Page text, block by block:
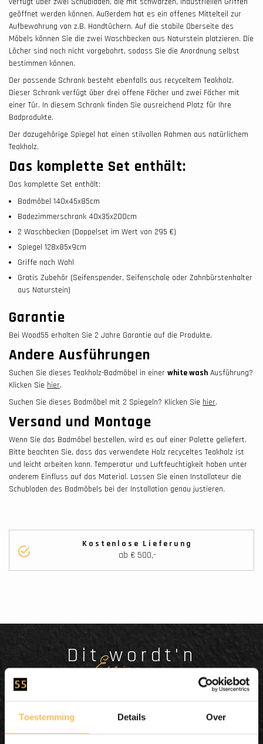
Toestemming Details Over
geöffnet werden können. Außerdem hat es ein offenes Mittelteil zur
Aufbewahrung von z.B. Handtüchern. Auf die stabile Oberseite des
Möbels können Sie die zwei Waschbecken aus Naturstein platzieren. Die
Löcher sind noch nicht vorgebohrt, sodass Sie die Anordnung selbst
bestimmen können.
Der passende Schrank besteht ebenfalls aus recyceltem Teakholz.
Dieser Schrank verfügt über drei offene Fächer und zwei Fächer mit
einer Tür. In diesem Schrank finden Sie ausreichend Platz für Ihre
Badprodukte.
Der dazugehörige Spiegel hat einen stilvollen Rahmen aus natürlichem
Teakholz.
Das komplette Set enthält:
Das komplette Set enthält:
Badmöbel 140x45x85cm
Badezimmerschrank 40x35x200cm
2 Waschbecken (Doppelset im Wert von 295 €)
Spiegel 128x85x9cm
Griffe nach Wahl
Gratis Zubehör (Seifenspender, Seifenschale oder Zahnbürstenhalter
aus Naturstein)
Garantie
Bei Wood55 erhalten Sie 2 Jahre Garantie auf die Produkte.
Andere Ausführungen
Suchen Sie dieses Teakholz-Badmöbel in einer white wash Ausführung?
Klicken Sie hier.
Suchen Sie dieses Badmöbel mit 2 Spiegeln? Klicken Sie hier.
Versand und Montage
Wenn Sie das Badmöbel bestellen, wird es auf einer Palette geliefert.
Bitte beachten Sie, dass das verwendete Holz recyceltes Teakholz ist
und leicht arbeiten kann. Temperatur und Luftfeuchtigkeit haben unter
anderem Einfluss auf das Material. Lassen Sie einen Installateur die
Schubladen des Badmöbels bei der Installation genau justieren.
Kostenlose Lieferung
ab € 500,-
Dit wordt'n
Enjoy